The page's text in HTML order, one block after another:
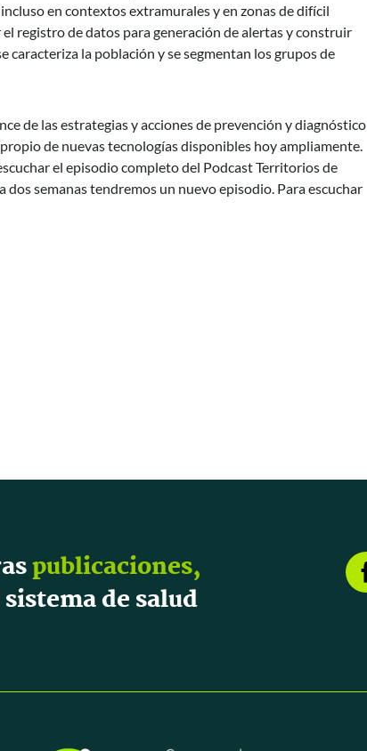
en contextos extramurales y en zonas de difícil
registro de datos para generación de alertas y construir
caracteriza la población y se segmentan los grupos de
de las estrategias y acciones de prevención y diagnóstico
de nuevas tecnologías disponibles hoy ampliamente.
el episodio completo del Podcast Territorios de
semanas tendremos un nuevo episodio. Para escuchar
publicaciones,
de salud